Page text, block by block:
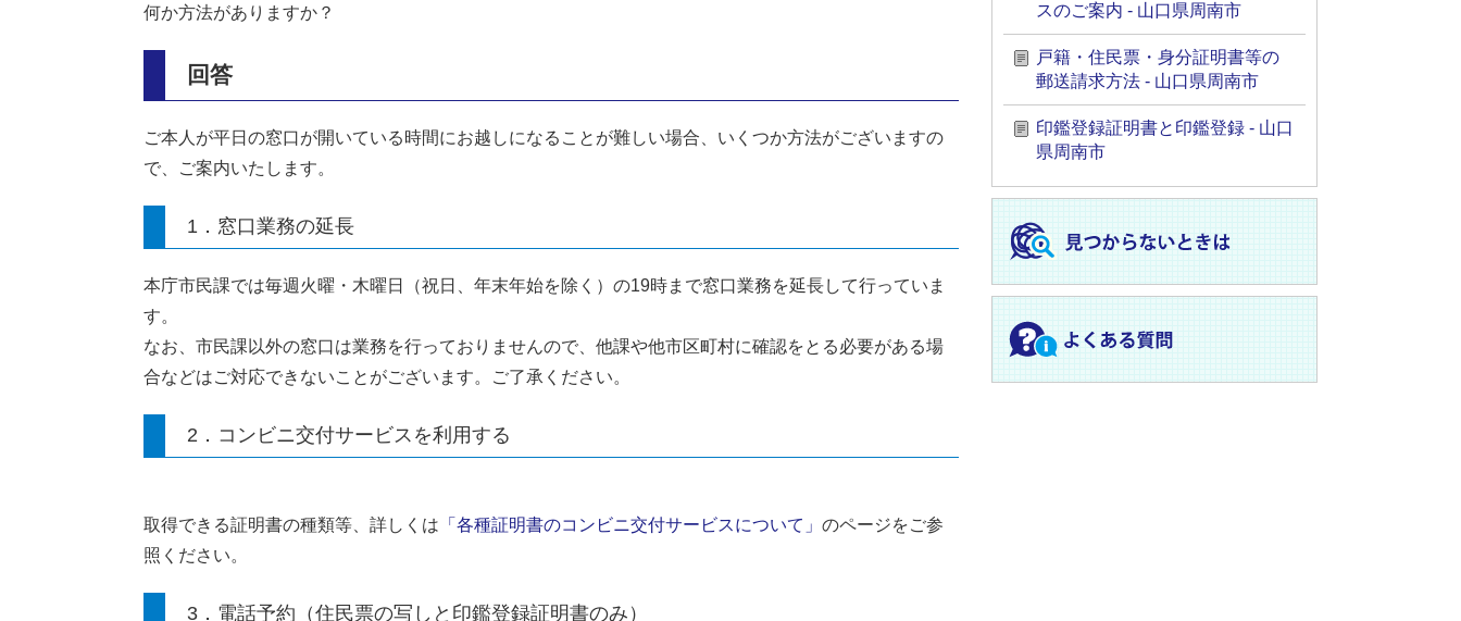
何か方法がありますか？
回答
ご本人が平日の窓口が開いている時間にお越しになることが難しい場合、いくつか方法がございますの
で、ご案内いたします。
1．窓口業務の延長
本庁市民課では毎週火曜・木曜日（祝日、年末年始を除く）の19時まで窓口業務を延長して行っていま
す。
なお、市民課以外の窓口は業務を行っておりませんので、他課や他市区町村に確認をとる必要がある場
合などはご対応できないことがございます。ご了承ください。
2．コンビニ交付サービスを利用する
取得できる証明書の種類等、詳しくは 「各種証明書のコンビニ交付サービスについて」 のページをご参
照ください。
3．電話予約（住民票の写しと印鑑登録証明書のみ）
スのご案内 - 山口県周南市
戸籍・住民票・身分証明書等の
郵送請求方法 - 山口県周南市
印鑑登録証明書と印鑑登録 - 山口
県周南市